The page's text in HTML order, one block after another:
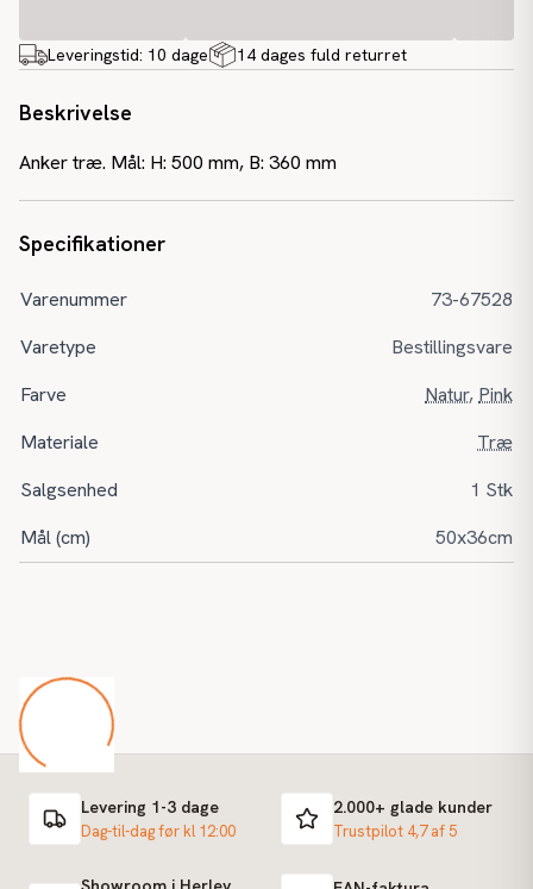
Leveringstid: 10 dage 14 dages fuld returret
Beskrivelse
Anker træ. Mål: H: 500 mm, B: 360 mm
Specifikationer
Varenummer
73-67528
Varetype
Bestillingsvare
Farve
Natur, Pink
Materiale
Træ
Salgsenhed
1 Stk
Mål (cm)
50x36cm
Levering 1-3 dage
Dag-til-dag før kl 12:00
2.000+ glade kunder
Trustpilot 4,7 af 5